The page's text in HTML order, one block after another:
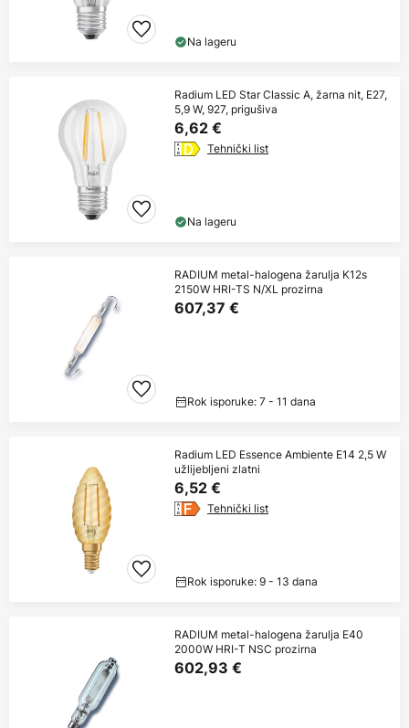
Na lageru
Radium LED Star Classic A, žarna nit, E27,
5,9 W, 927, prigušiva
6,62 €
Tehnički list
Na lageru
RADIUM metal-halogena žarulja K12s
2150W HRI-TS N/XL prozirna
607,37 €
Rok isporuke: 7 - 11 dana
Radium LED Essence Ambiente E14 2,5 W
užlijebljeni zlatni
6,52 €
Tehnički list
Rok isporuke: 9 - 13 dana
RADIUM metal-halogena žarulja E40
2000W HRI-T NSC prozirna
602,93 €